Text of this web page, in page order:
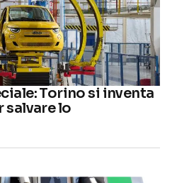
Torino si inventa
salvare lo